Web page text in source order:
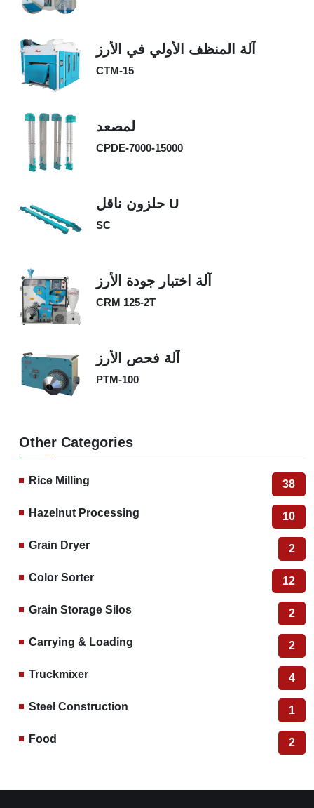
آلة المنظف الأولي في الأرز
CTM-15
لمصعد
CPDE-7000-15000
حلزون ناقل U
SC
آلة اختبار جودة الأرز
CRM 125-2T
آلة فحص الأرز
PTM-100
Other Categories
Rice Milling 38
Hazelnut Processing 10
Grain Dryer 2
Color Sorter 12
Grain Storage Silos 2
Carrying & Loading 2
Truckmixer 4
Steel Construction 1
Food 2